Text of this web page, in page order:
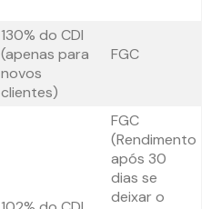
130% do CDI
(apenas para
novos
clientes)
FGC
FGC
(Rendimento
após 30
dias se
deixar o